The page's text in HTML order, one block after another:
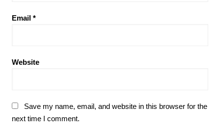
Email *
Website
Save my name, email, and website in this browser for the
next time I comment.